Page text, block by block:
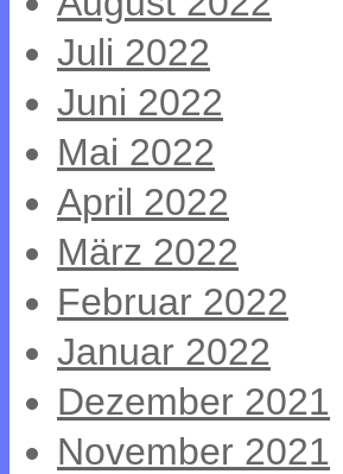
Juli 2022
Juni 2022
Mai 2022
April 2022
März 2022
Februar 2022
Januar 2022
Dezember 2021
November 2021